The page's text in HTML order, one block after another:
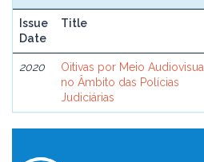
Issue
Date
Title
2020
Oitivas por Meio Audiovisual
no Âmbito das Polícias
Judiciárias